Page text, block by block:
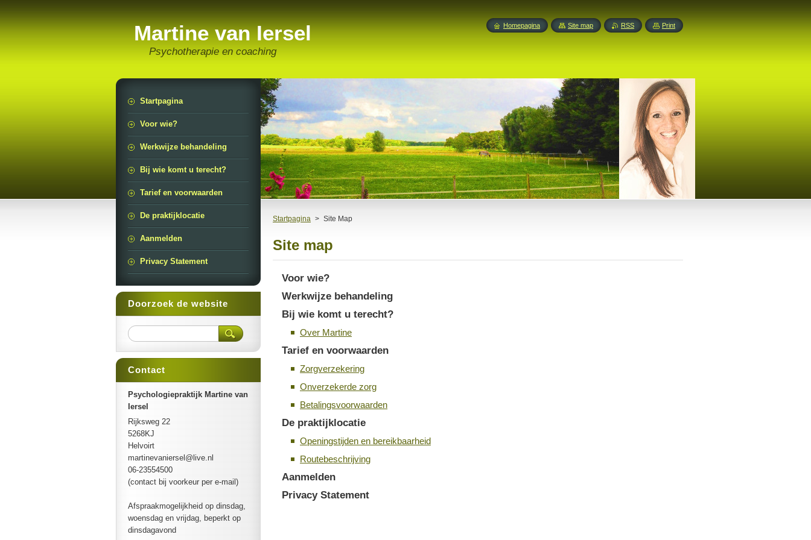
Martine van Iersel
Psychotherapie en coaching
Startpagina > Site Map
Site map
Voor wie?
Werkwijze behandeling
Bij wie komt u terecht?
Over Martine
Tarief en voorwaarden
Zorgverzekering
Onverzekerde zorg
Betalingsvoorwaarden
De praktijklocatie
Openingstijden en bereikbaarheid
Routebeschrijving
Aanmelden
Privacy Statement
Startpagina
Voor wie?
Werkwijze behandeling
Bij wie komt u terecht?
Tarief en voorwaarden
De praktijklocatie
Aanmelden
Privacy Statement
Doorzoek de website
Contact
Psychologiepraktijk Martine van
Iersel
Rijksweg 22
5268KJ
Helvoirt
martinevaniersel @live.nl
06-23554500
(contact bij voorkeur per e-mail)
Afspraakmogelijkheid op dinsdag,
woensdag en vrijdag, beperkt op
dinsdagavond
Homepagina Site map RSS Print